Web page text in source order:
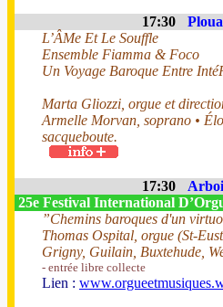
17:30
L’ÂMe Et Le Souffle
Ensemble Fiamma & Foco
Un Voyage Baroque Entre
Marta Gliozzi, orgue et
Armelle Morvan, soprano •
sacqueboute.
17:30
25e Festival International
”Chemins baroques d'un
Thomas Ospital, orgue (St-
Grigny, Guilain, Buxtehude,
- entrée libre collecte
Lien :